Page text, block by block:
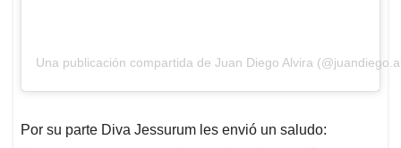
Una publicación compartida de Juan Diego Alvira
Por su parte Diva Jessurum les envió un saludo: